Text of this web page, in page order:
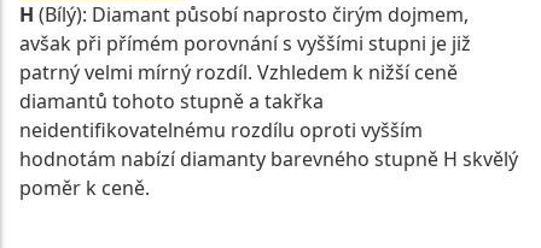
H (Bílý): Diamant působí naprosto čirým dojmem,
avšak při přímém porovnání s vyššími stupni je již
patrný velmi mírný rozdíl. Vzhledem k nižší ceně
diamantů tohoto stupně a takřka
neidentifikovatelnému rozdílu oproti vyšším
hodnotám nabízí diamanty barevného stupně H skvělý
poměr k ceně.